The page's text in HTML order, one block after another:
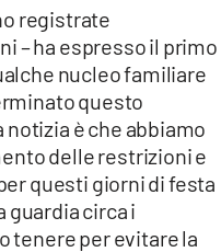
registrate
– ha espresso il primo
nucleo familiare
questo
è che abbiamo
delle restrizioni e
questi giorni di festa
guardia circa i
tenere per evitare la